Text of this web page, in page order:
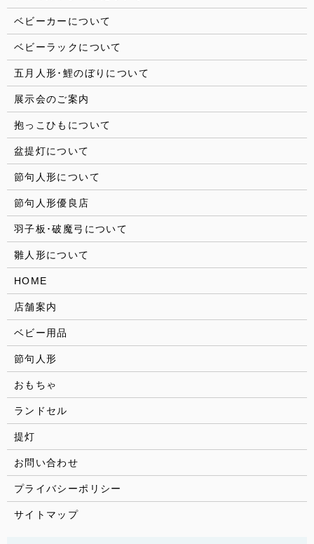
ベビーカーについて
ベビーラックについて
五月人形･鯉のぼりについて
展示会のご案内
抱っこひもについて
盆提灯について
節句人形について
節句人形優良店
羽子板･破魔弓について
雛人形について
HOME
店舗案内
ベビー用品
節句人形
おもちゃ
ランドセル
提灯
お問い合わせ
プライバシーポリシー
サイトマップ